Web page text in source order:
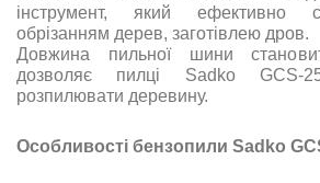
інструмент, який ефективно
обрізанням дерев, заготівлею дров.
Довжина пильної шини
дозволяє пилці Sadko GCS-
розпилювати деревину.
Особливості бензопили Sadko